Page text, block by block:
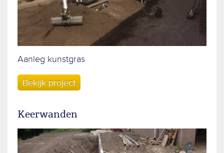
Aanleg kunstgras
Bekijk project
Keerwanden